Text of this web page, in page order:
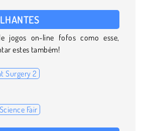
jogos on-line fofos como esse,
estes também!
Surgery 2
Fair